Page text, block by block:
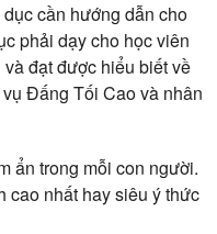
cần hướng dẫn cho
phải dạy cho học viên
đạt được hiểu biết về
Đấng Tối Cao và nhân
ẩn trong mỗi con người.
cao nhất hay siêu ý thức